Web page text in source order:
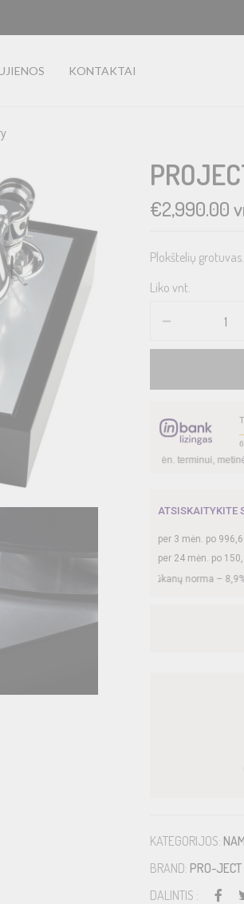
KONTAKTAI
€2,990.00
Plokštelių grotuvas.
Liko vnt.
6
12 mėn. terminui, metinė palūkanų norma –9,90
ATSISKAITYKITE
per 3 mėn. po
per 24 mėn. po
metinė palūkanų norma – %, sutarties
KATEGORIJOS:
BRAND: PRO-JECT
DALINTIS :